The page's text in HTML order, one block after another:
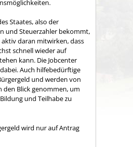
Staates, also der
und Steuerzahler bekommt,
daran mitwirken, dass
schnell wieder auf
kann. Die Jobcenter
Auch hilfebedürftige
und werden von
den Blick genommen, um
und Teilhabe zu
wird nur auf Antrag